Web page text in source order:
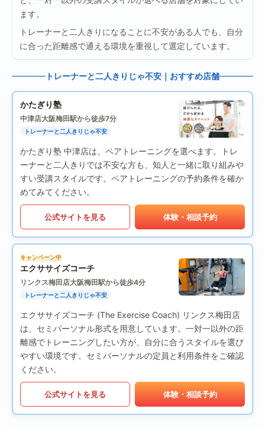
ます。
トレーナーと二人きりになることに不安がある人でも、自分
に合った距離感で通える環境を重視して選定しています。
トレーナーと二人きりじゃ不安｜おすすめ店舗
かたぎり塾
中津店大阪梅田駅から徒歩7分
トレーナーと二人きりじゃ不安
かたぎり塾 中津店は、ペアトレーニングを選べます。トレ
ーナーと二人きりでは不安な方も、知人と一緒に取り組みや
すい受講スタイルです。ペアトレーニングの予約条件を確か
めてみてください。
公式サイトを見る 体験・相談予約
キャンペーン中
エクササイズコーチ
リンクス梅田店大阪梅田駅から徒歩4分
トレーナーと二人きりじゃ不安
エクササイズコーチ (The Exercise Coach) リンクス梅田店
は、セミパーソナル形式を用意しています。一対一以外の距
離感でトレーニングしたい方が、自分に合うスタイルを選び
やすい環境です。セミパーソナルの定員と利用条件をご確認
ください。
公式サイトを見る 体験・相談予約